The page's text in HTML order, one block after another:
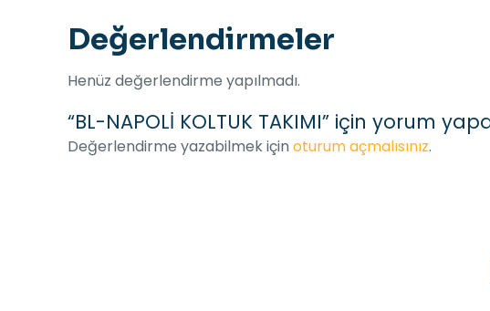
Değerlendirmeler
Henüz değerlendirme yapılmadı.
“BL-NAPOLİ KOLTUK TAKIMI” için yorum
Değerlendirme yazabilmek için oturum açmalısınız.